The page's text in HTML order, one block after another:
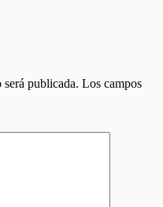
publicada. Los campos